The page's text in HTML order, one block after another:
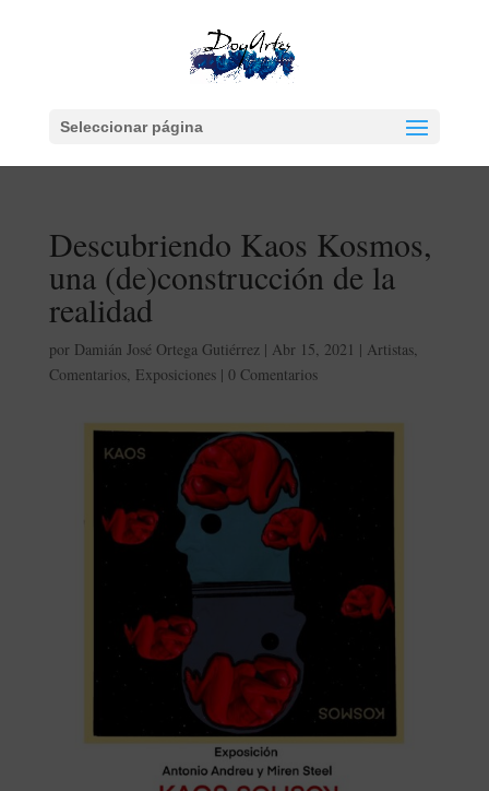
Seleccionar página
Descubriendo Kaos Kosmos,
una (de)construcción de la
realidad
por Damián José Ortega Gutiérrez| Abr 15, 2021 | Artistas,
Comentarios, Exposiciones| 0 Comentarios